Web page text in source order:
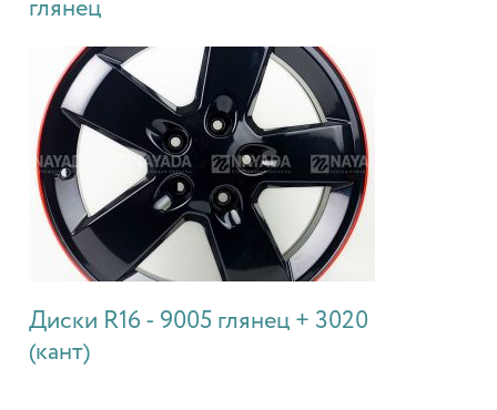
глянец
Диски R16 - 9005 глянец + 3020
(кант)